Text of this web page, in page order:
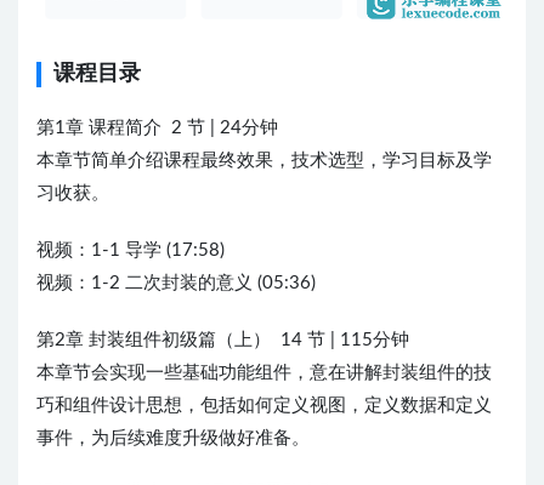
课程目录
第1章 课程简介 2 节 | 24分钟
本章节简单介绍课程最终效果，技术选型，学习目标及学
习收获。
视频：1-1 导学 (17:58)
视频：1-2 二次封装的意义 (05:36)
第2章 封装组件初级篇（上） 14 节 | 115分钟
本章节会实现一些基础功能组件，意在讲解封装组件的技
巧和组件设计思想，包括如何定义视图，定义数据和定义
事件，为后续难度升级做好准备。